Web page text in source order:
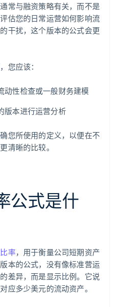
常与融资策略有关，而不是
估您的日常运营如何影响流
干扰，这个版本的公式会更
您应该：
动性检查或一般财务建模
版本进行运营分析
您所使用的定义，以便在不
清晰的比较。
公式是什
率，用于衡量公司短期资产
本的公式，没有像标准营运
差异，而是显示比例。它说
应多少美元的流动资产。